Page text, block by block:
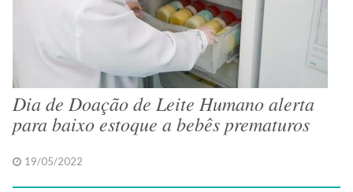
Dia de Doação de Leite Humano alerta
para baixo estoque a bebês prematuros
19/05/2022